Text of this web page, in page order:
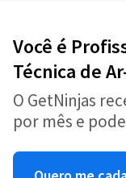
Você é
Técnica de
O GetNinjas
por mês e